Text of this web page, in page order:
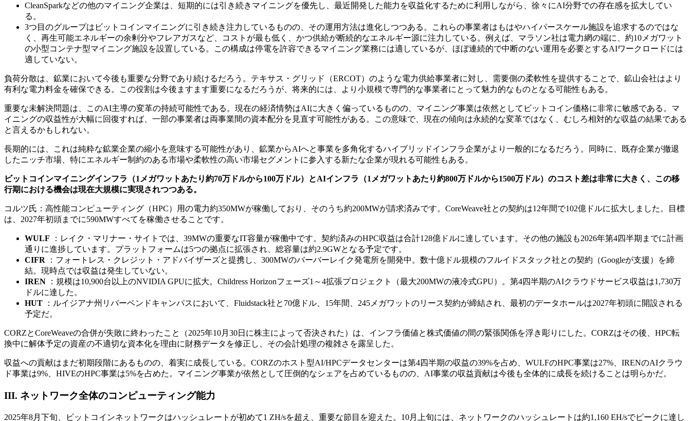
CleanSparkなどの他のマイニング企業は、短期的には引き続きマイニングを優先し、最近開発した能力を収益化するために利用しながら、徐々にAI分野での存在感を拡大してい
る。
3つ目のグループはビットコインマイニングに引き続き注力しているものの、その運用方法は進化しつつある。これらの事業者はもはやハイパースケール施設を追求するのではな
く、再生可能エネルギーの余剰分やフレアガスなど、コストが最も低く、かつ供給が断続的なエネルギー源に注力している。例えば、マラソン社は電力網の端に、約10メガワット
の小型コンテナ型マイニング施設を設置している。この構成は停電を許容できるマイニング業務には適しているが、ほぼ連続的で中断のない運用を必要とするAIワークロードには
適していない。
負荷分散は、鉱業において今後も重要な分野であり続けるだろう。テキサス・グリッド（ERCOT）のような電力供給事業者に対し、需要側の柔軟性を提供することで、鉱山会社はより
有利な電力料金を確保できる。この役割は今後ますます重要になるだろうが、将来的には、より小規模で専門的な事業者にとって魅力的なものとなる可能性もある。
重要な未解決問題は、このAI主導の変革の持続可能性である。現在の経済情勢はAIに大きく偏っているものの、マイニング事業は依然としてビットコイン価格に非常に敏感である。マ
イニングの収益性が大幅に回復すれば、一部の事業者は両事業間の資本配分を見直す可能性がある。この意味で、現在の傾向は永続的な変革ではなく、むしろ相対的な収益の結果である
と言えるかもしれない。
長期的には、これは純粋な鉱業企業の縮小を意味する可能性があり、鉱業からAIへと事業を多角化するハイブリッドインフラ企業がより一般的になるだろう。同時に、既存企業が撤退
したニッチ市場、特にエネルギー制約のある市場や柔軟性の高い市場セグメントに参入する新たな企業が現れる可能性もある。
ビットコインマイニングインフラ（1メガワットあたり約70万ドルから100万ドル）とAIインフラ（1メガワットあたり約800万ドルから1500万ドル）のコスト差は非常に大きく、この移
行期における機会は現在大規模に実現されつつある。
コルツ氏：高性能コンピューティング（HPC）用の電力約350MWが稼働しており、そのうち約200MWが請求済みです。CoreWeave社との契約は12年間で102億ドルに拡大しました。目標
は、2027年初頭までに590MWすべてを稼働させることです。
WULF ：レイク・マリナー・サイトでは、39MWの重要なIT容量が稼働中です。契約済みのHPC収益は合計128億ドルに達しています。その他の施設も2026年第4四半期までに計画
通りに進捗しています。プラットフォームは5つの拠点に拡張され、総容量は約2.9GWとなる予定です。
CIFR ：フォートレス・クレジット・アドバイザーズと提携し、300MWのバーバーレイク発電所を開発中。数十億ドル規模のフルイドスタック社との契約（Googleが支援）を締
結。現時点では収益は発生していない。
IREN ：規模は10,900台以上のNVIDIA GPUに拡大。Childress Horizo​​nフェーズ1～4拡張プロジェクト（最大200MWの液冷式GPU）。第4四半期のAIクラウドサービス収益は1,730万
ドルに達した。
HUT ：ルイジアナ州リバーベンドキャンパスにおいて、Fluidstack社と70億ドル、15年間、245メガワットのリース契約が締結され、最初のデータホールは2027年初頭に開設される
予定だ。
CORZとCoreWeaveの合併が失敗に終わったこと（2025年10月30日に株主によって否決された）は、インフラ価値と株式価値の間の緊張関係を浮き彫りにした。CORZはその後、HPC転
換中に解体予定の資産の不適切な資本化を理由に財務データを修正し、その会計処理の複雑さを露呈した。
収益への貢献はまだ初期段階にあるものの、着実に成長している。CORZのホスト型AI/HPCデータセンターは第4四半期の収益の39%を占め、WULFのHPC事業は27%、IRENのAIクラウ
ド事業は9%、HIVEのHPC事業は5%を占めた。マイニング事業が依然として圧倒的なシェアを占めているものの、AI事業の収益貢献は今後も全体的に成長を続けることは明らかだ。
III. ネットワーク全体のコンピューティング能力
2025年8月下旬、ビットコインネットワークはハッシュレートが初めて1 ZH/sを超え、重要な節目を迎えた。10月上旬には、ネットワークのハッシュレートは約1,160 EH/sでピークに達し